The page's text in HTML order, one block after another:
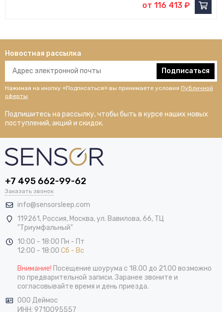
от 116 413 ₽
Новостная рассылка
Подписаться
Нажимая на кнопку «Подписаться» вы принимаете условия Публичной
оферты.
Подпишитесь на рассылку, чтобы быть в курсе наших новых
поступлений, акций и скидок.
+7 495 662-99-62
Заказать звонок
info@sensorsleep.com
119261,Россия,Москва,ул. Вавилова, 66, ТЦ
"Триумфальный"
10:00 - 18:00 Пн - Пт
12:00 - 18:00 Сб - Вс
Внимание! Посещение шоурума с 18.00 до 21.00 возможно
по предварительной записи. Заранее звоните и
согласовывайте время и день приезда.
ООО Деймос
ИНН: 9710095557